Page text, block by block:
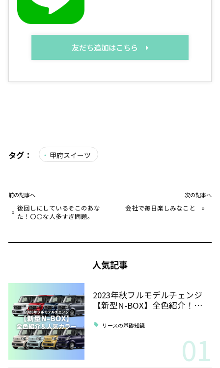
友だち追加はこちら
タグ： 甲府スイーツ
前の記事へ
« 後回しにしているそこのあな
た！〇〇な人多すぎ問題。
次の記事へ
会社で毎日楽しみなこと »
人気記事
2023年秋フルモデルチェンジ
【新型N-BOX】全色紹介！…
リースの基礎知識
01